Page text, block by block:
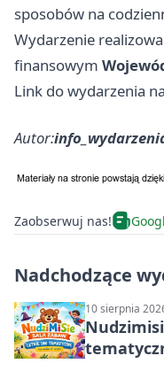
sposobów na
Wydarzenie
finansowym
Link do wydarzenia
Autor:
Zaobserwuj nas!
Nadchodzące
10 sierpnia